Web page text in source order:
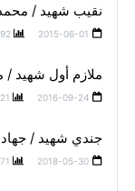
نقيب شهيد / محمد
2015-06-01
ملازم أول شهيد
2016-09-24
جندي شهيد /
2018-05-30